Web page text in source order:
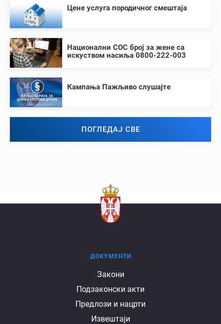
Цене услуга породичног смештаја
Национални СОС број за жене са
искуством насиља 0800-222-003
Кампања Пажљиво слушајте
ПОГЛЕДАЈ СВЕ
ДОКУМЕНТИ
Закони
Подзаконски акти
Предлози и нацрти
Извештаји